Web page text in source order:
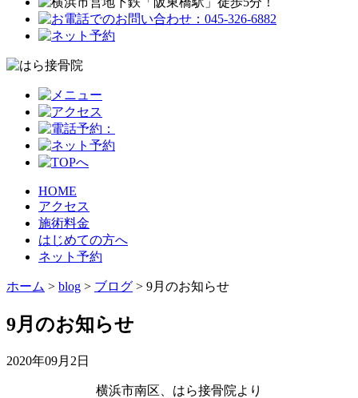
HOME
アクセス
施術料金
はじめての方へ
ネット予約
ホーム > blog > ブログ > 9月のお知らせ
9月のお知らせ
2020年09月2日
横浜市南区、はら接骨院より